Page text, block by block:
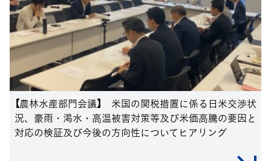
【農林水産部門会議】 米国の関税措置に係る日米交渉状
況、豪雨・渇水・高温被害対策等及び米価高騰の要因と
対応の検証及び今後の方向性についてヒアリング